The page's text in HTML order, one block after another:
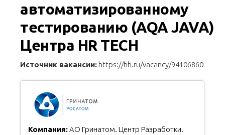
автоматизированному
тестированию (AQA JAVA)
Центра HR TECH
Источник вакансии: https://hh.ru/vacancy/94106860
Компания:АО Гринатом. Центр Разработки.